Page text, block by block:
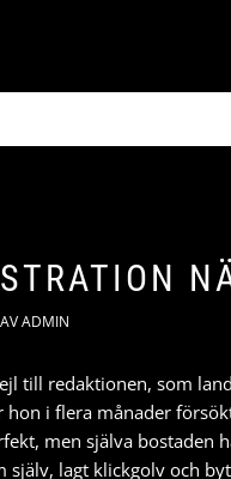
AVADMIN
till redaktionen, som
i flera månader
men själva bostaden
själv, lagt klickgolv och